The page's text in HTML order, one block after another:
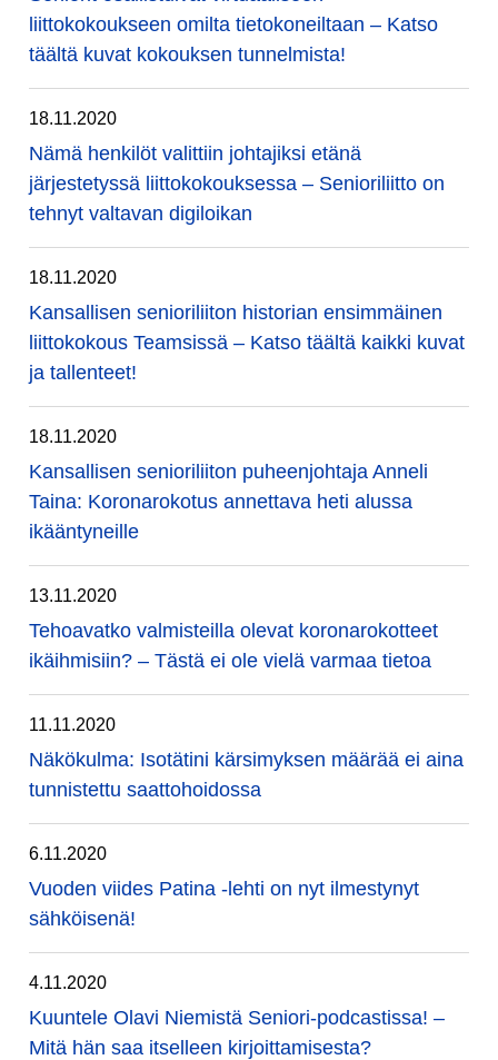
liittokokoukseen omilta tietokoneiltaan – Katso
täältä kuvat kokouksen tunnelmista!
18.11.2020
Nämä henkilöt valittiin johtajiksi etänä
järjestetyssä liittokokouksessa – Senioriliitto on
tehnyt valtavan digiloikan
18.11.2020
Kansallisen senioriliiton historian ensimmäinen
liittokokous Teamsissä – Katso täältä kaikki kuvat
ja tallenteet!
18.11.2020
Kansallisen senioriliiton puheenjohtaja Anneli
Taina: Koronarokotus annettava heti alussa
ikääntyneille
13.11.2020
Tehoavatko valmisteilla olevat koronarokotteet
ikäihmisiin? – Tästä ei ole vielä varmaa tietoa
11.11.2020
Näkökulma: Isotätini kärsimyksen määrää ei aina
tunnistettu saattohoidossa
6.11.2020
Vuoden viides Patina -lehti on nyt ilmestynyt
sähköisenä!
4.11.2020
Kuuntele Olavi Niemistä Seniori-podcastissa! –
Mitä hän saa itselleen kirjoittamisesta?